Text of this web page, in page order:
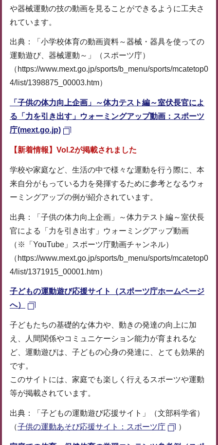
や器械運動の技の動画を見ることができるように工夫さ
れています。
出典：「小学校体育の動画資料～器械・器具を使っての
運動遊び、器械運動～」（スポーツ庁）
（https://www.mext.go.jp/sports/b_menu/sports/mcatetop0
4/list/1398875_00003.htm）
「子供の体力向上企画」～体力テスト編～室伏長官によ
る「力を引き出す」ウォーミングアップ動画：スポーツ
庁(mext.go.jp)
【新着情報】Vol.2が掲載されました
学校や家庭など、生活の中で様々な運動を行う際に、本
来自分がもっている力を発揮するために参考となるウォ
ーミングアップの例が紹介されています。
出典：「子供の体力向上企画」～体力テスト編～室伏長
官による「力を引き出す」ウォーミングアップ動画
（※「YouTube」スポーツ庁動画チャンネル）
（https://www.mext.go.jp/sports/b_menu/sports/mcatetop0
4/list/1371915_00001.htm）
子どもの運動遊び応援サイト（スポーツ庁ホームページ
へ）
子どもたちの基礎的な体力や、動きの発達の向上に加
え、人間関係やコミュニケーション能力が育まれるな
ど、運動遊びは、子どもの心身の発達に、とても効果的
です。
このサイトには、家庭でも楽しく行えるスポーツや運動
等が掲載されています。
出典：「子どもの運動遊び応援サイト」（文部科学省）
（子供の運動あそび応援サイト：スポーツ庁 ）